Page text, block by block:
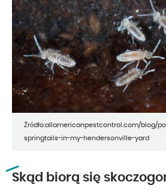
Źródło:allamericanpestcontrol.com/blog/
springtails-in-my-hendersonville-yard
Skąd biorą się